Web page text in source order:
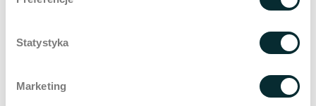
Statystyka
Marketing